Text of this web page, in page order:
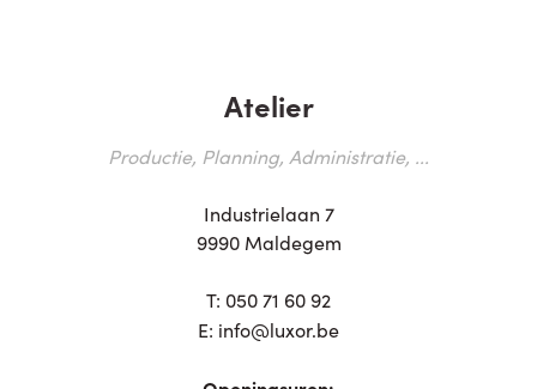
Atelier
Productie, Planning, Administratie, ...
Industrielaan 7
9990 Maldegem
T: 050 71 60 92
E: info@luxor.be